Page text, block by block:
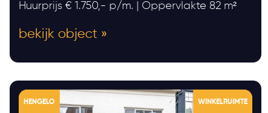
Huurprijs € 1.750,- p/m. | Oppervlakte 82 m²
bekijk object »
HENGELO WINKELRUIMTE